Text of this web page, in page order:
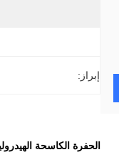
إبراز:
الحفرة الكاسحة